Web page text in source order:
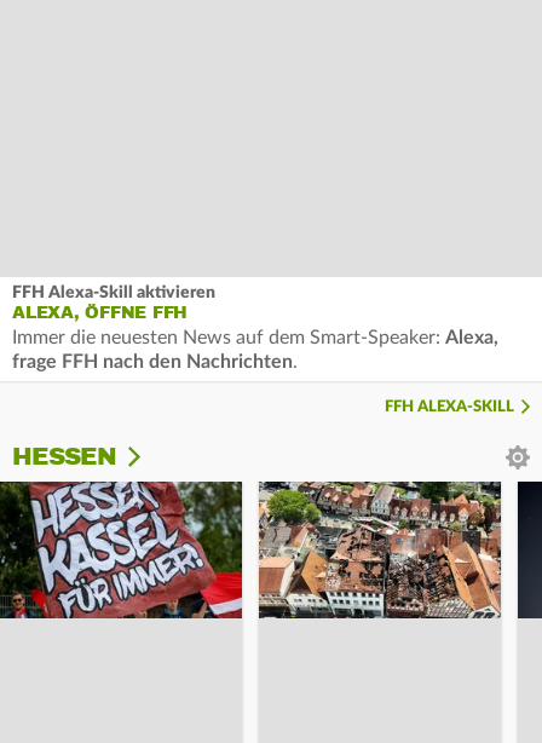
FFH Alexa-Skill aktivieren
ALEXA, ÖFFNE FFH
Immer die neuesten News auf dem Smart-Speaker: Alexa,
frage FFH nach den Nachrichten.
FFH ALEXA-SKILL
HESSEN